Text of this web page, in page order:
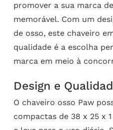
promover a sua marca
memorável. Com um
de osso, este chaveiro
qualidade é a escolha
marca em meio à
Design e
O chaveiro osso Paw
compactas de 38 x 25 x